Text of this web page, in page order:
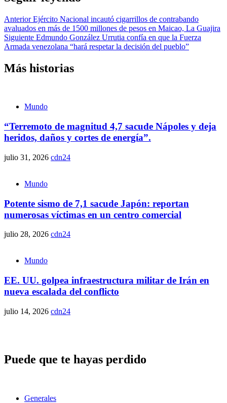
AnteriorEjército Nacional incautó cigarrillos de contrabando
avaluados en más de 1500 millones de pesos en Maicao, La Guajira
Siguiente Edmundo González Urrutia confía en que la Fuerza
Armada venezolana “hará respetar la decisión del pueblo”
Más historias
Mundo
“Terremoto de magnitud 4,7 sacude Nápoles y deja
heridos, daños y cortes de energía”.
julio 31, 2026 cdn24
Mundo
Potente sismo de 7,1 sacude Japón: reportan
numerosas víctimas en un centro comercial
julio 28, 2026 cdn24
Mundo
EE. UU. golpea infraestructura militar de Irán en
nueva escalada del conflicto
julio 14, 2026 cdn24
Puede que te hayas perdido
Generales